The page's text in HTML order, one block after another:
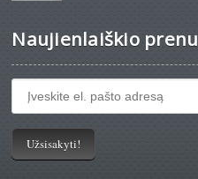
Naujienlaiškio